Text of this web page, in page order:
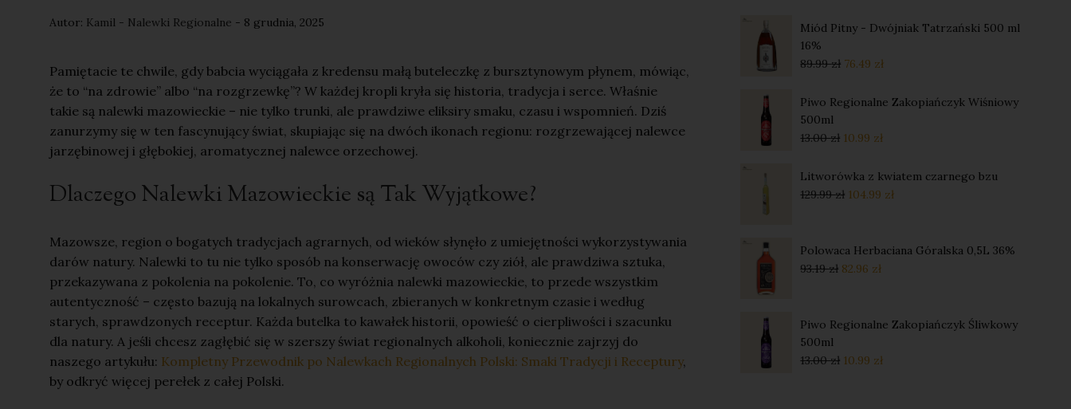
Autor: Kamil - Nalewki Regionalne - 8 grudnia, 2025
Pamiętacie te chwile, gdy babcia wyciągała z kredensu małą buteleczkę z bursztynowym płynem, mówiąc,
że to “na zdrowie” albo “na rozgrzewkę”? W każdej kropli kryła się historia, tradycja i serce. Właśnie
takie są nalewki mazowieckie – nie tylko trunki, ale prawdziwe eliksiry smaku, czasu i wspomnień. Dziś
zanurzymy się w ten fascynujący świat, skupiając się na dwóch ikonach regionu: rozgrzewającej nalewce
jarzębinowej i głębokiej, aromatycznej nalewce orzechowej.
Dlaczego Nalewki Mazowieckie są Tak Wyjątkowe?
Mazowsze, region o bogatych tradycjach agrarnych, od wieków słynęło z umiejętności wykorzystywania
darów natury. Nalewki to tu nie tylko sposób na konserwację owoców czy ziół, ale prawdziwa sztuka,
przekazywana z pokolenia na pokolenie. To, co wyróżnia nalewki mazowieckie, to przede wszystkim
autentyczność – często bazują na lokalnych surowcach, zbieranych w konkretnym czasie i według
starych, sprawdzonych receptur. Każda butelka to kawałek historii, opowieść o cierpliwości i szacunku
dla natury. A jeśli chcesz zagłębić się w szerszy świat regionalnych alkoholi, koniecznie zajrzyj do
naszego artykułu: Kompletny Przewodnik po Nalewkach Regionalnych Polski: Smaki Tradycji i Receptury,
by odkryć więcej perełek z całej Polski.
Miód Pitny - Dwójniak Tatrzański 500 ml
16%
89.99zł 76.49 zł
Piwo Regionalne Zakopiańczyk Wiśniowy
500ml
13.00zł 10.99 zł
Litworówka z kwiatem czarnego bzu
129.99zł 104.99 zł
Polowaca Herbaciana Góralska 0,5L 36%
93.19zł 82.96 zł
Piwo Regionalne Zakopiańczyk Śliwkowy
500ml
13.00zł 10.99 zł